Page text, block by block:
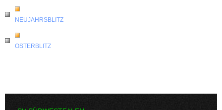
NEUJAHRSBLITZ
OSTERBLITZ